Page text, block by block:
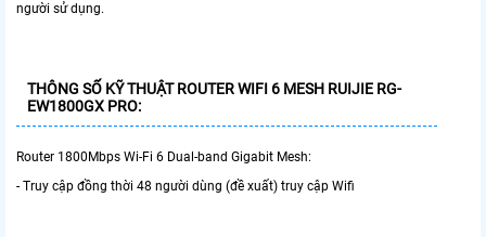
người sử dụng.
THÔNG SỐ KỸ THUẬT ROUTER WIFI 6 MESH RUIJIE RG-
EW1800GX PRO:
Router 1800Mbps Wi-Fi 6 Dual-band Gigabit Mesh:
- Truy cập đồng thời 48 người dùng (đề xuất) truy cập Wifi